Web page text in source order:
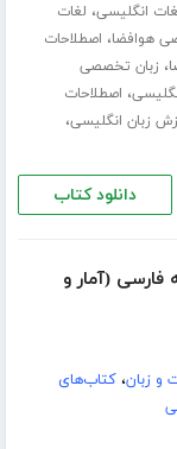
انگلیسی، لغات
هوافضا، اصطلاحات
، زبان تخصصی
، اصطلاحات
زبان انگلیسی،
دانلود کتاب
به فارسی (آمار و
و زبان،کتاب‌های